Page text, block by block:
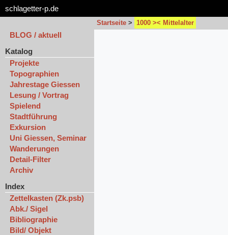
schlagetter-p.de
Startseite > 1000 >< Mittelalter
BLOG / aktuell
Katalog
Projekte
Topographien
Jahrestage Giessen
Lesung / Vortrag
Spielend
Stadtführung
Exkursion
Uni Giessen, Seminar
Wanderungen
Detail-Filter
Archiv
Index
Zettelkasten (Zk.psb)
Abk./ Sigel
Bibliographie
Bild/ Objekt